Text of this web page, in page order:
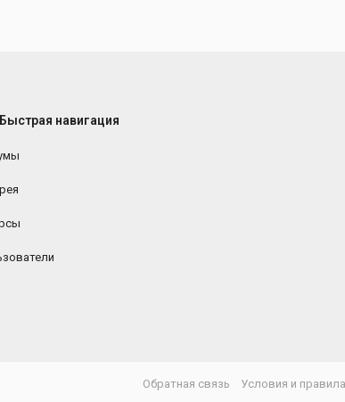
Быстрая навигация
Обратная связь Условия и правила